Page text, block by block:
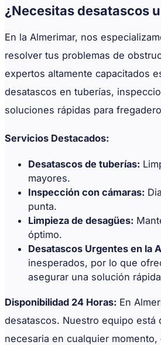
¿Necesitas desatascos
En la Almerimar, nos
resolver tus problemas de
expertos altamente capacitados
desatascos en tuberías,
soluciones rápidas para
Servicios Destacados:
Desatascos de tuberías:
mayores.
Inspección con cámaras:
punta.
Limpieza de desagües:
óptimo.
Desatascos Urgentes en la
inesperados, por lo que
asegurar una solución
Disponibilidad 24 Horas: En
desatascos. Nuestro equipo
necesaria en cualquier